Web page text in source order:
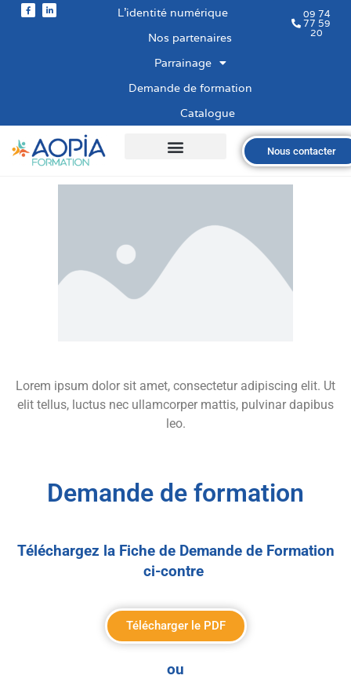
L’identité numérique
Nos partenaires
Parrainage
Demande de formation
Catalogue
09 74
77 59
20
Nous contacter
Lorem ipsum dolor sit amet, consectetur adipiscing elit. Ut
elit tellus, luctus nec ullamcorper mattis, pulvinar dapibus
leo.
Demande de formation
Téléchargez la Fiche de Demande de Formation
ci-contre
Télécharger le PDF
ou